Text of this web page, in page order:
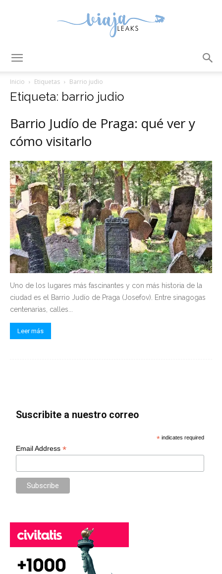
Inicio Etiquetas Barrio judio
Etiqueta: barrio judio
Barrio Judío de Praga: qué ver y
cómo visitarlo
Uno de los lugares más fascinantes y con más historia de la
ciudad es el Barrio Judío de Praga (Josefov). Entre sinagogas
centenarias, calles...
Leer más
Suscribite a nuestro correo
* indicates required
Email Address*